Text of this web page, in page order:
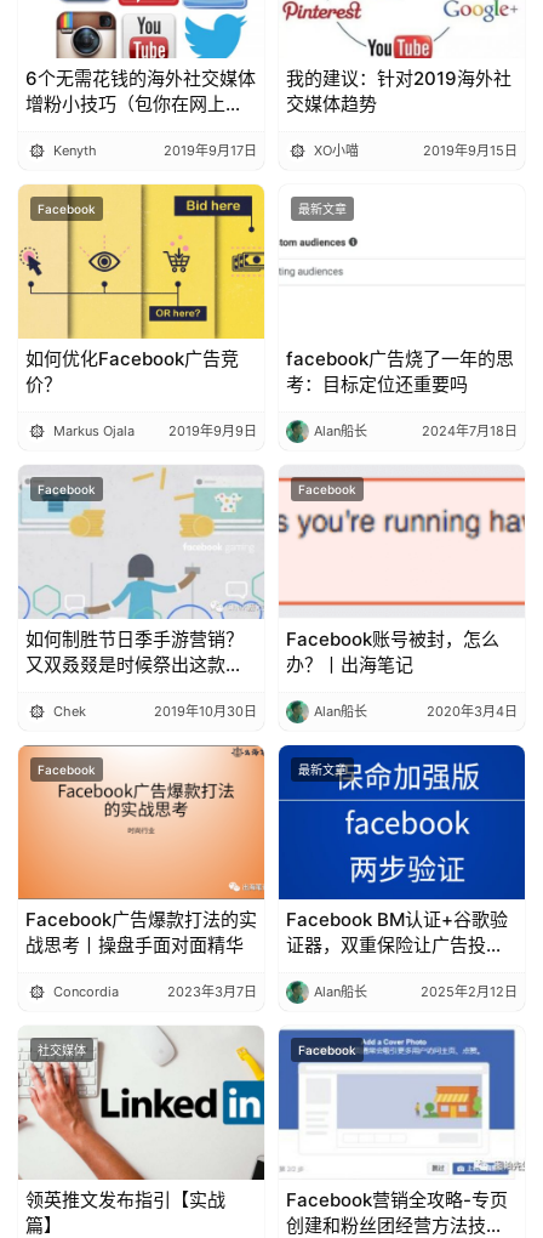
6个无需花钱的海外社交媒体
增粉小技巧（包你在网上找
Kenyth 2019年9月17日
我的建议：针对2019海外社
交媒体趋势
XO小喵 2019年9月15日
Facebook
如何优化Facebook广告竞
价？
Markus Ojala 2019年9月9日
最新文章
facebook广告烧了一年的思
考：目标定位还重要吗
Alan船长 2024年7月18日
Facebook
如何制胜节日季手游营销？
又双叒叕是时候祭出这款营
Chek 2019年10月30日
Facebook
Facebook账号被封，怎么
办？丨出海笔记
Alan船长 2020年3月4日
Facebook
Facebook广告爆款打法的实
战思考丨操盘手面对面精华
Concordia 2023年3月7日
最新文章
Facebook BM认证+谷歌验
证器，双重保险让广告投手
Alan船长 2025年2月12日
社交媒体
领英推文发布指引【实战
篇】
Facebook
Facebook营销全攻略-专页
创建和粉丝团经营方法技巧